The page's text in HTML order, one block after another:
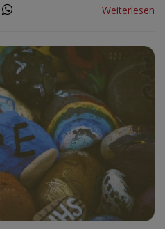
Weiterlesen